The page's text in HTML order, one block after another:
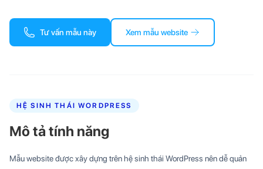
Tư vấn mẫu này Xem mẫu website
HỆ SINH THÁI WORDPRESS
Mô tả tính năng
Mẫu website được xây dựng trên hệ sinh thái WordPress nên dễ quản